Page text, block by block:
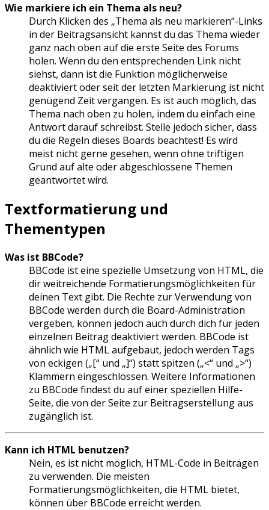
Wie markiere ich ein Thema als neu?
Durch Klicken des „Thema als neu markieren“-Links
in der Beitragsansicht kannst du das Thema wieder
ganz nach oben auf die erste Seite des Forums
holen. Wenn du den entsprechenden Link nicht
siehst, dann ist die Funktion möglicherweise
deaktiviert oder seit der letzten Markierung ist nicht
genügend Zeit vergangen. Es ist auch möglich, das
Thema nach oben zu holen, indem du einfach eine
Antwort darauf schreibst. Stelle jedoch sicher, dass
du die Regeln dieses Boards beachtest! Es wird
meist nicht gerne gesehen, wenn ohne triftigen
Grund auf alte oder abgeschlossene Themen
geantwortet wird.
Textformatierung und
Thementypen
Was ist BBCode?
BBCode ist eine spezielle Umsetzung von HTML, die
dir weitreichende Formatierungsmöglichkeiten für
deinen Text gibt. Die Rechte zur Verwendung von
BBCode werden durch die Board-Administration
vergeben, können jedoch auch durch dich für jeden
einzelnen Beitrag deaktiviert werden. BBCode ist
ähnlich wie HTML aufgebaut, jedoch werden Tags
von eckigen („[“ und „]“) statt spitzen („<“ und „>“)
Klammern eingeschlossen. Weitere Informationen
zu BBCode findest du auf einer speziellen Hilfe-
Seite, die von der Seite zur Beitragserstellung aus
zugänglich ist.
Kann ich HTML benutzen?
Nein, es ist nicht möglich, HTML-Code in Beiträgen
zu verwenden. Die meisten
Formatierungsmöglichkeiten, die HTML bietet,
können über BBCode erreicht werden.